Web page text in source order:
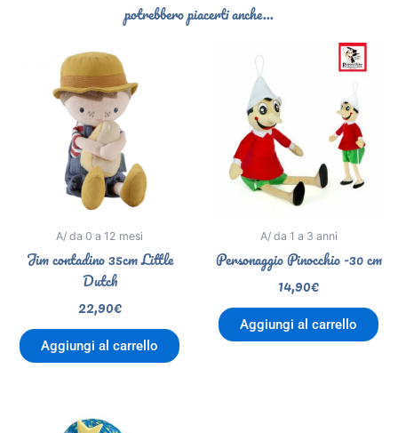
potrebbero piacerti anche...
A/ da 0 a 12 mesi
Jim contadino 35cm Little
Dutch
22,90€
Aggiungi al carrello
A/ da 1 a 3 anni
Personaggio Pinocchio -30 cm
14,90€
Aggiungi al carrello